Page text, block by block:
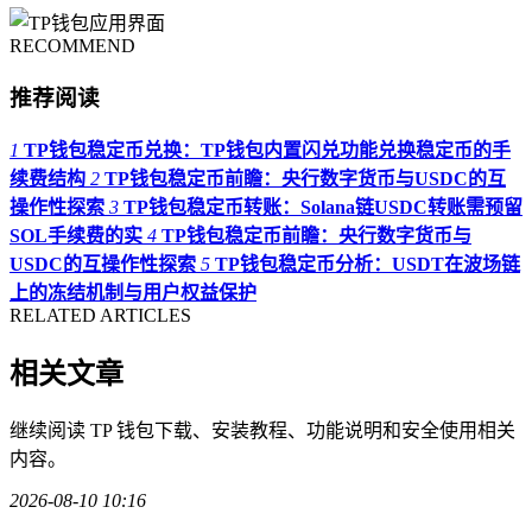
RECOMMEND
推荐阅读
1 TP钱包稳定币兑换：TP钱包内置闪兑功能兑换稳定币的手
续费结构 2 TP钱包稳定币前瞻：央行数字货币与USDC的互
操作性探索 3 TP钱包稳定币转账：Solana链USDC转账需预留
SOL手续费的实 4 TP钱包稳定币前瞻：央行数字货币与
USDC的互操作性探索 5 TP钱包稳定币分析：USDT在波场链
上的冻结机制与用户权益保护
RELATED ARTICLES
相关文章
继续阅读 TP 钱包下载、安装教程、功能说明和安全使用相关
内容。
2026-08-10 10:16